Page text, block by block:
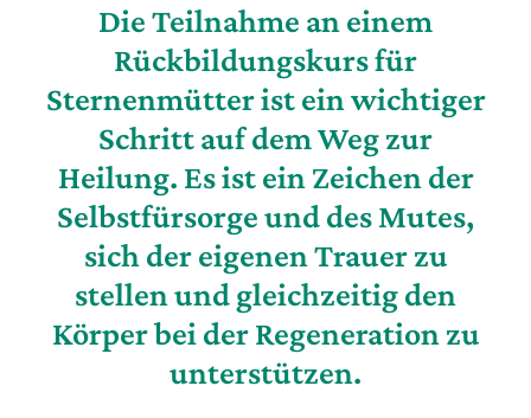
Die Teilnahme an einem
Rückbildungskurs für
Sternenmütter ist ein wichtiger
Schritt auf dem Weg zur
Heilung. Es ist ein Zeichen der
Selbstfürsorge und des Mutes,
sich der eigenen Trauer zu
stellen und gleichzeitig den
Körper bei der Regeneration zu
unterstützen.